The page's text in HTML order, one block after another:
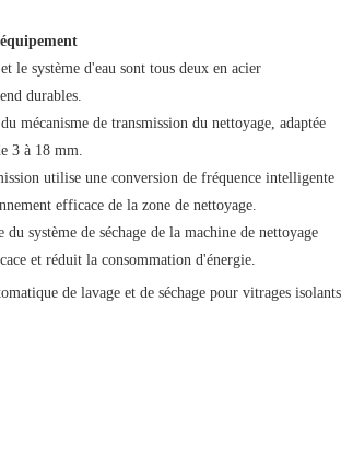
le système d'eau sont tous deux en acier
durables.
3 à 18 mm.
efficace de la zone de nettoyage.
et réduit la consommation d'énergie.